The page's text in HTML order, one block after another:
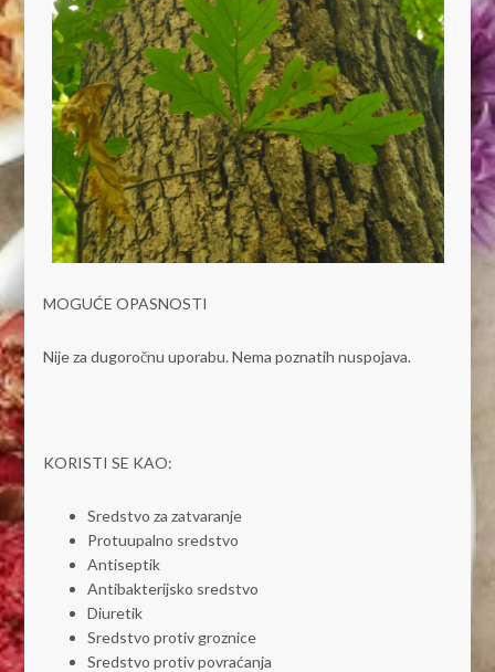
MOGUĆE OPASNOSTI
Nije za dugoročnu uporabu. Nema poznatih nuspojava.
KORISTI SE KAO:
Sredstvo za zatvaranje
Protuupalno sredstvo
Antiseptik
Antibakterijsko sredstvo
Diuretik
Sredstvo protiv groznice
Sredstvo protiv povraćanja